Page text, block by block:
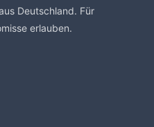
Deutschland. Für
erlauben.